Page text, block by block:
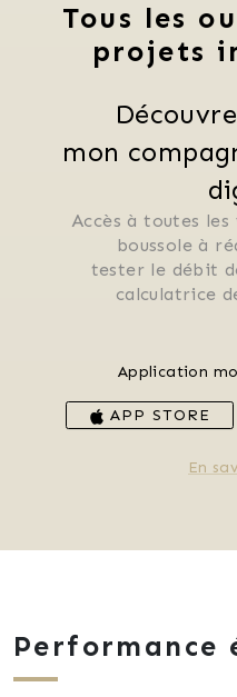
Tous les
projets
mon
Accès à toutes
boussole à
tester le débit
calculatrice
Application
APP STORE
En
Performance